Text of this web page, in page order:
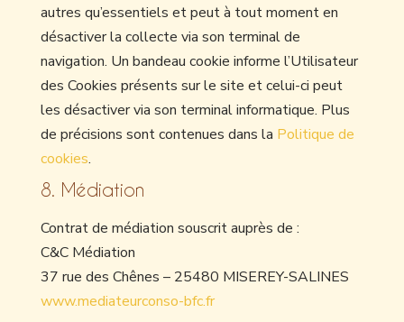
autres qu’essentiels et peut à tout moment en
désactiver la collecte via son terminal de
navigation. Un bandeau cookie informe l’Utilisateur
des Cookies présents sur le site et celui-ci peut
les désactiver via son terminal informatique. Plus
de précisions sont contenues dans la Politique de
cookies.
8. Médiation
Contrat de médiation souscrit auprès de :
C&C Médiation
37 rue des Chênes – 25480 MISEREY-SALINES
www.mediateurconso-bfc.fr